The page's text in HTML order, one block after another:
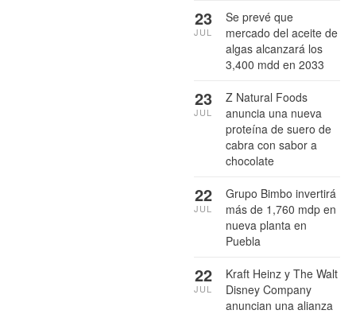
Se prevé que
mercado del aceite de
algas alcanzará los
3,400 mdd en 2033
23
JUL
Z Natural Foods
anuncia una nueva
proteína de suero de
cabra con sabor a
chocolate
23
JUL
Grupo Bimbo invertirá
más de 1,760 mdp en
nueva planta en
Puebla
22
JUL
Kraft Heinz y The Walt
Disney Company
anuncian una alianza
22
JUL